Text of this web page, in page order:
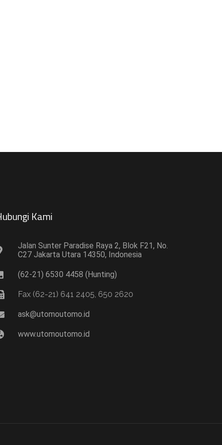
Kami​
Jalan Sunter Paradise Raya 2, Blok F21, No.
C27 Jakarta Utara 14350, Indonesia
(62-21) 6530 4458 (Hunting)
Fax (62-21) 641 2405, 650 2620
ask@utomoutomo.id
www.utomoutomo.id